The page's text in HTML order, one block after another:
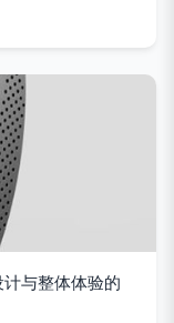
与整体体验的